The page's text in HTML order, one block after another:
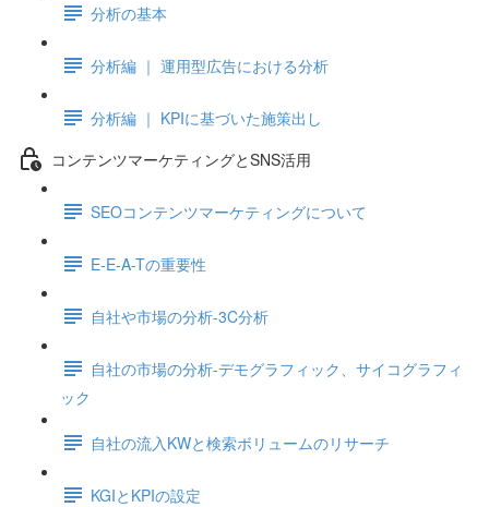
分析の基本
分析編 ｜ 運用型広告における分析
分析編 ｜ KPIに基づいた施策出し
コンテンツマーケティングとSNS活用
SEOコンテンツマーケティングについて
E-E-A-Tの重要性
自社や市場の分析-3C分析
自社の市場の分析-デモグラフィック、サイコグラフィ
ック
自社の流入KWと検索ボリュームのリサーチ
KGIとKPIの設定